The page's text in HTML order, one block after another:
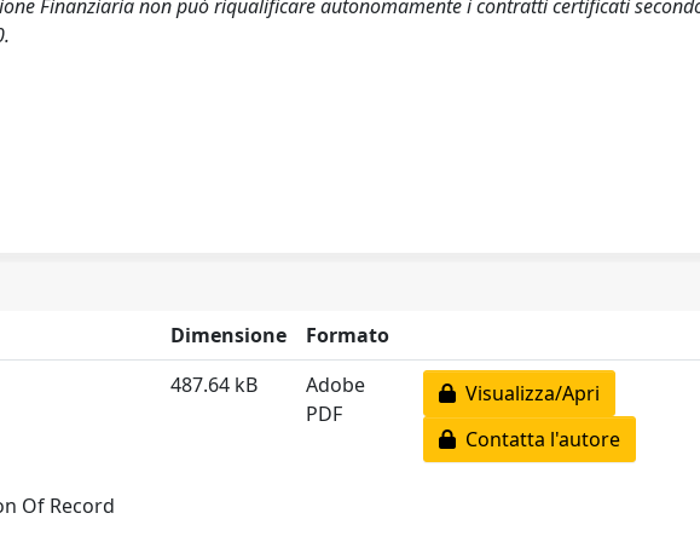
Finanziaria non può riqualificare autonomamente i contratti certificati
Dimensione
Formato
Of Record
487.64 kB
Adobe
PDF
Visualizza/Apri
Contatta l'autore